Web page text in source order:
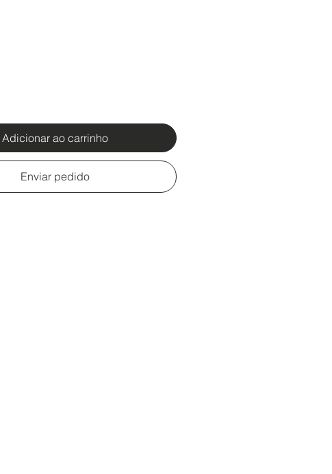
Adicionar ao carrinho
Enviar pedido